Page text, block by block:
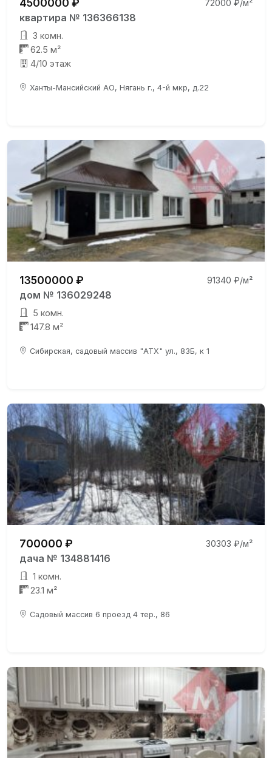
72000 ₽/м²
квартира № 136366138
3 комн.
62.5 м²
4/10 этаж
Ханты-Мансийский АО, Нягань г., 4-й мкр, д.22
13500000 ₽ 91340 ₽/м²
дом № 136029248
5 комн.
147.8 м²
Сибирская, садовый массив "АТХ" ул., 83Б, к 1
700000 ₽ 30303 ₽/м²
дача № 134881416
1 комн.
23.1 м²
Садовый массив 6 проезд 4 тер., 86